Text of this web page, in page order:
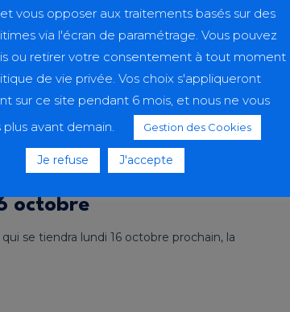
octobre
se tiendra lundi 16 octobre prochain, la
et vous opposer aux traitements basés sur des
via l'écran de paramétrage. Vous pouvez
ou retirer votre consentement à tout moment
de vie privée. Vos choix s'appliqueront
sur ce site pendant 6 mois, et nous ne vous
plus avant demain.
Gestion des Cookies
Je refuse J'accepte